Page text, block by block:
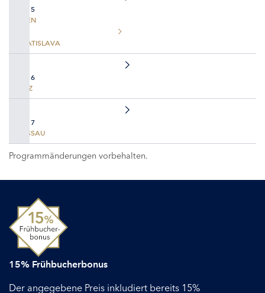
TAG 5
WIEN
BRATISLAVA
TAG 6
LINZ
TAG 7
PASSAU
Programmänderungen vorbehalten.
15% Frühbucherbonus
Der angegebene Preis inkludiert bereits 15%